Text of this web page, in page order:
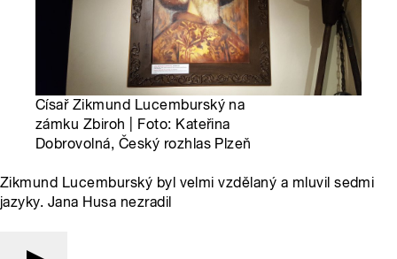
Císař Zikmund Lucemburský na
zámku Zbiroh | Foto: Kateřina
Dobrovolná, Český rozhlas Plzeň
Zikmund Lucemburský byl velmi vzdělaný a mluvil sedmi
jazyky. Jana Husa nezradil